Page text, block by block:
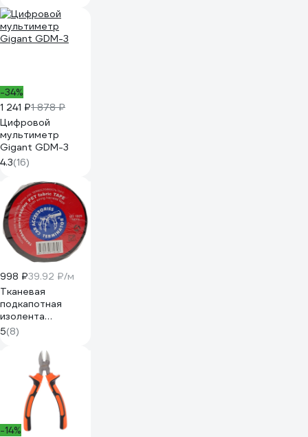
-34%
1 241 ₽1 878 ₽
Цифровой
мультиметр
Gigant GDM-3
4.3(16)
998 ₽39.92 ₽/м
Тканевая
подкапотная
изолента
Terminator Izt
1925 fabric, 19мм х
25м, толщина
0,25мм 2000832
5(8)
-14%